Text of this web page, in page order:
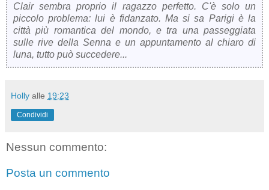
Clair sembra proprio il ragazzo perfetto. C'è solo un
piccolo problema: lui è fidanzato. Ma si sa Parigi è la
città più romantica del mondo, e tra una passeggiata
sulle rive della Senna e un appuntamento al chiaro di
luna, tutto può succedere...
Holly alle 19:23
Condividi
Nessun commento:
Posta un commento